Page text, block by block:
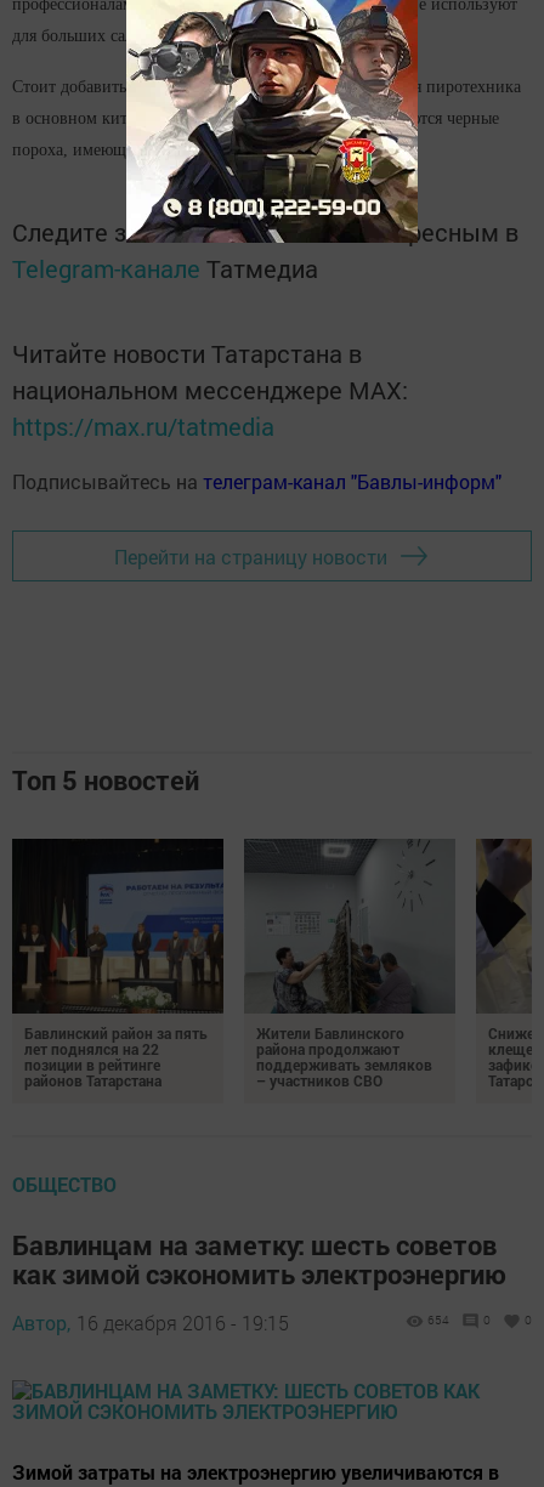
профессионалам, имеющим специальную лицензию. Ее используют
для больших салютов.
Стоит добавить, что продающаяся в России новогодняя пиротехника
в основном китайского производства. В ней применяются черные
пороха, имеющие малую скорость горения.
Следите за самым важным и интересным в
Telegram-канале Татмедиа
Читайте новости Татарстана в
национальном мессенджере MАХ:
https://max.ru/tatmedia
Подписывайтесь на телеграм-канал "Бавлы-информ"
Перейти на страницу новости
Топ 5 новостей
Бавлинский район за пять
лет поднялся на 22
позиции в рейтинге
районов Татарстана
Жители Бавлинского
района продолжают
поддерживать земляков
– участников СВО
клещей
ОБЩЕСТВО
Бавлинцам на заметку: шесть советов
как зимой сэкономить электроэнергию
Автор, 16 декабря 2016 - 19:15 654 0 0
Зимой затраты на электроэнергию увеличиваются в